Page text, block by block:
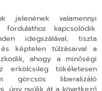
jelenének valamennyi
kapcsolódik.
idegszálával, tiszta
képtelen túlzásaival a
ahogy a minőségi
erkölcsileg tökéletesen
görcsös liberalizáló